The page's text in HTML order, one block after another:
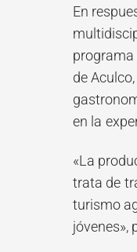
En
programa
de
en la
«La
trata de
turismo
jóvenes»,